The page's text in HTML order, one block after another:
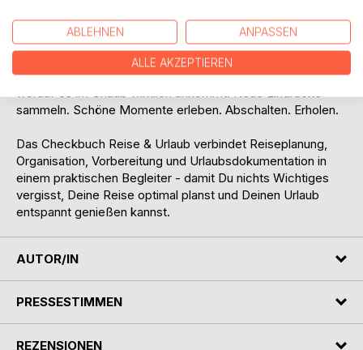
für eine Reise von bis zu drei Wochen.
So musst Du unterwegs nicht ständig überlegen, suchen
oder improvisieren. Du kannst Dich auf das konzentrieren,
worauf es im Urlaub wirklich ankommt: Neue Eindrücke
sammeln. Schöne Momente erleben. Abschalten. Erholen.
Das Checkbuch Reise & Urlaub verbindet Reiseplanung,
Organisation, Vorbereitung und Urlaubsdokumentation in
einem praktischen Begleiter - damit Du nichts Wichtiges
vergisst, Deine Reise optimal planst und Deinen Urlaub
entspannt genießen kannst.
AUTOR/IN
PRESSESTIMMEN
REZENSIONEN
ABLEHNEN ANPASSEN
ALLE AKZEPTIEREN